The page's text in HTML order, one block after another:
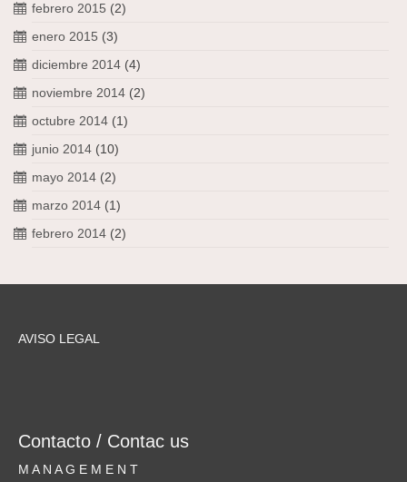
febrero 2015 (2)
enero 2015 (3)
diciembre 2014 (4)
noviembre 2014 (2)
octubre 2014 (1)
junio 2014 (10)
mayo 2014 (2)
marzo 2014 (1)
febrero 2014 (2)
AVISO LEGAL
Contacto / Contac us
M A N A G E M E N T